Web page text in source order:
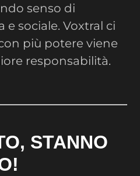
senso di
e sociale. Voxtral ci
più potere viene
responsabilità.
STANNO